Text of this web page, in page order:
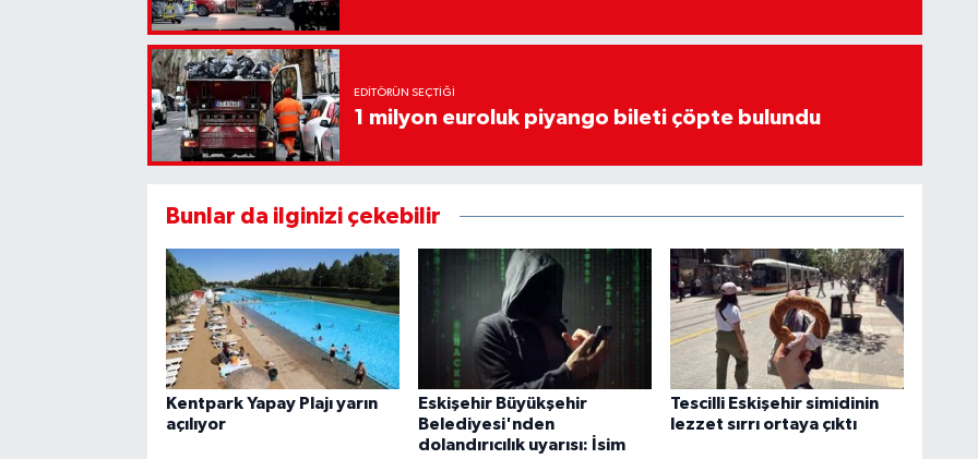
EDITÖRÜN SEÇTIĞI
1 milyon euroluk piyango bileti çöpte bulundu
Bunlar da ilginizi çekebilir
Kentpark Yapay Plajı yarın
açılıyor
Eskişehir Büyükşehir
Belediyesi'nden
dolandırıcılık uyarısı: İsim
Tescilli Eskişehir simidinin
lezzet sırrı ortaya çıktı